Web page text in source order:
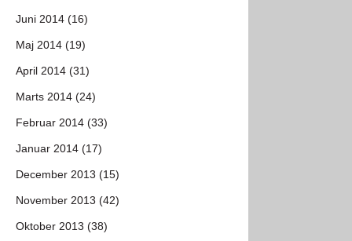
Juni 2014 (16)
Maj 2014 (19)
April 2014 (31)
Marts 2014 (24)
Februar 2014 (33)
Januar 2014 (17)
December 2013 (15)
November 2013 (42)
Oktober 2013 (38)